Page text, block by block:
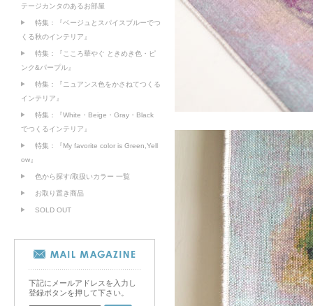
テージカンタのあるお部屋
特集：『ベージュとスパイスブルーでつ
くる秋のインテリア』
特集：『こころ華やぐ ときめき色・ピ
ンク&パープル』
特集：『ニュアンス色をかさねてつくる
インテリア』
特集：『White・Beige・Gray・Black
でつくるインテリア』
特集：『My favorite color is Green,Yell
ow』
色から探す/取扱いカラー 一覧
お取り置き商品
SOLD OUT
下記にメールアドレスを入力し
登録ボタンを押して下さい。